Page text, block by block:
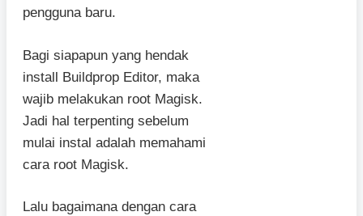
pengguna baru.
Bagi siapapun yang hendak
install Buildprop Editor, maka
wajib melakukan root Magisk.
Jadi hal terpenting sebelum
mulai instal adalah memahami
cara root Magisk.
Lalu bagaimana dengan cara